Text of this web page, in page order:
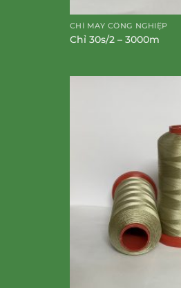
CHỈ MAY CÔNG NGHIỆP
Chỉ 30s/2 – 3000m